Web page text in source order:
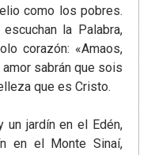
como los pobres.
la Palabra,
corazón: «Amaos,
sabrán que sois
que es Cristo.
un jardín en el Edén,
en el Monte Sinaí,